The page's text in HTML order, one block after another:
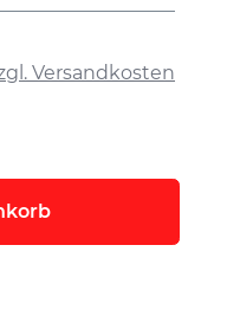
Versandkosten